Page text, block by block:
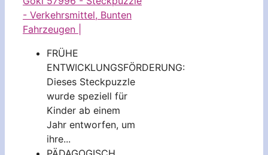
- Verkehrsmittel, Bunten
Fahrzeugen |
FRÜHE
ENTWICKLUNGSFÖRDERUNG:
Dieses Steckpuzzle
wurde speziell für
Kinder ab einem
Jahr entworfen, um
ihre...